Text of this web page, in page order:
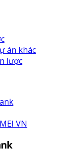
án khác
lược
VN